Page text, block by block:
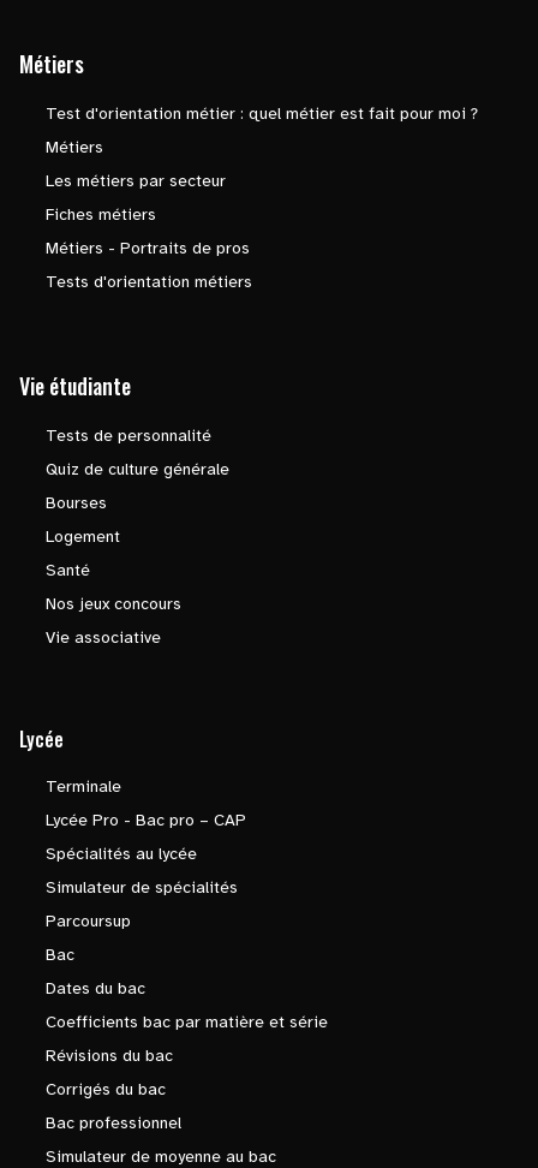
Métiers
Test d'orientation métier : quel métier est fait pour moi ?
Métiers
Les métiers par secteur
Fiches métiers
Métiers - Portraits de pros
Tests d'orientation métiers
Vie étudiante
Tests de personnalité
Quiz de culture générale
Bourses
Logement
Santé
Nos jeux concours
Vie associative
Lycée
Terminale
Lycée Pro - Bac pro – CAP
Spécialités au lycée
Simulateur de spécialités
Parcoursup
Bac
Dates du bac
Coefficients bac par matière et série
Révisions du bac
Corrigés du bac
Bac professionnel
Simulateur de moyenne au bac